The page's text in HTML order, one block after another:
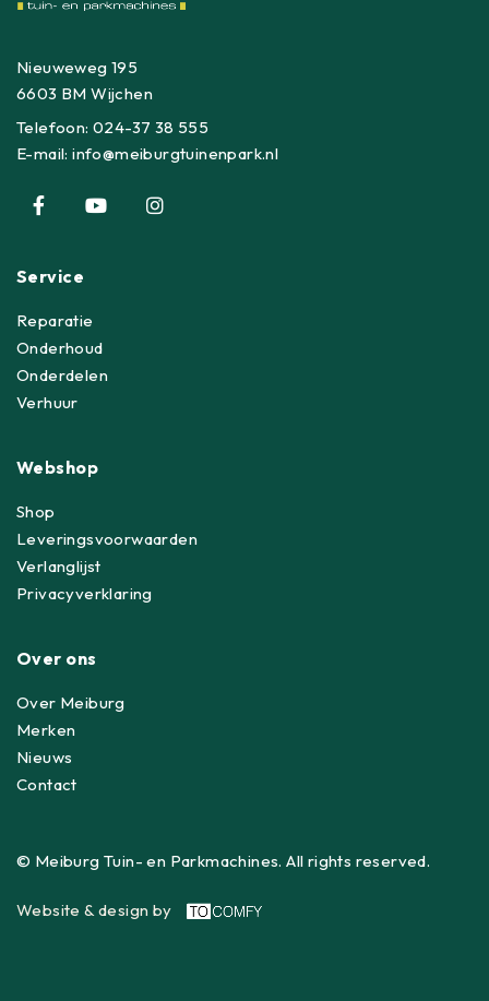
Nieuweweg 195
6603 BM Wijchen
Telefoon:024-37 38 555
E-mail:info@meiburgtuinenpark.nl
Service
Reparatie
Onderhoud
Onderdelen
Verhuur
Webshop
Shop
Leveringsvoorwaarden
Verlanglijst
Privacyverklaring
Over ons
Over Meiburg
Merken
Nieuws
Contact
© Meiburg Tuin- en Parkmachines. All rights reserved.
Website & design by